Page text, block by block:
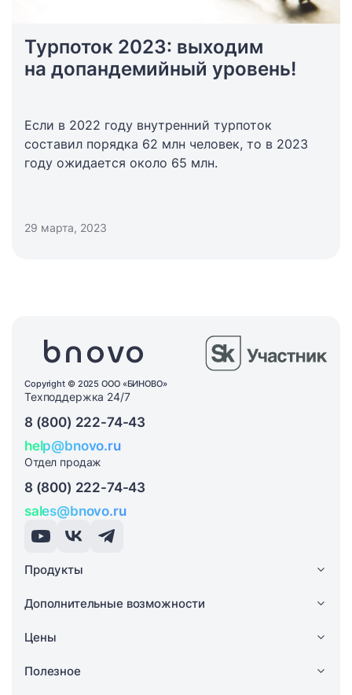
Турпоток 2023: выходим
на допандемийный уровень!
Если в 2022 году внутренний турпоток
составил порядка 62 млн человек, то в 2023
году ожидается около 65 млн.
29 марта, 2023
Copyright © 2025 ООО «БИНОВО»
Техподдержка 24/7
8 (800) 222-74-43
help@bnovo.ru
Отдел продаж
8 (800) 222-74-43
sales@bnovo.ru
Продукты
Дополнительные возможности
Цены
Полезное